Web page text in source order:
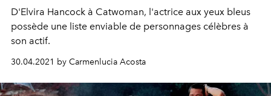
D'Elvira Hancock à Catwoman, l'actrice aux yeux bleus
possède une liste enviable de personnages célèbres à
son actif.
30.04.2021 by Carmenlucia Acosta